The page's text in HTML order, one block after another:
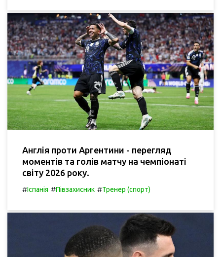
Англія проти Аргентини - перегляд
моментів та голів матчу на чемпіонаті
світу 2026 року.
#Іспанія #Півзахисник #Тренер (спорт)